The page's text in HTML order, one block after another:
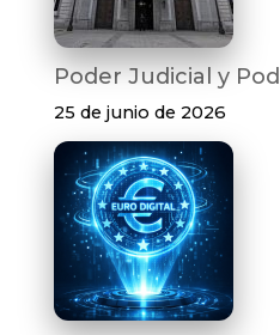
Poder Judicial y
25 de junio de 2026